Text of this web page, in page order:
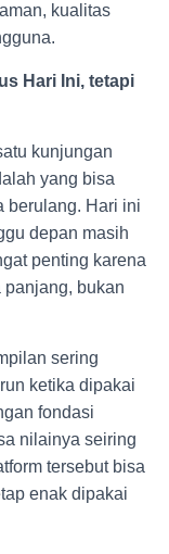
kualitas
Hari Ini, tetapi
kunjungan
yang bisa
berulang. Hari ini
depan masih
penting karena
bukan
sering
ketika dipakai
fondasi
nilainya seiring
tersebut bisa
enak dipakai